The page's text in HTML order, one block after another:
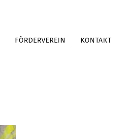
FÖRDERVEREIN KONTAKT